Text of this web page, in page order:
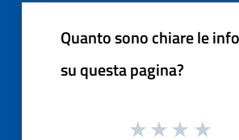
Quanto sono chiare le
su questa pagina?